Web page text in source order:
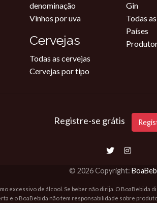
denominação
Vinhos por uva
Cervejas
Todas as cervejas
Cervejas por tipo
Gin
Todas
Países
Registre-se grátis
© 2026 Copyright:
excessivo de álcool. Se beber não dirija. O
e o BoaBebida não tem responsabilidade sobre